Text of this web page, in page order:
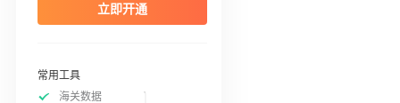
立即开通
常用工具
海关数据